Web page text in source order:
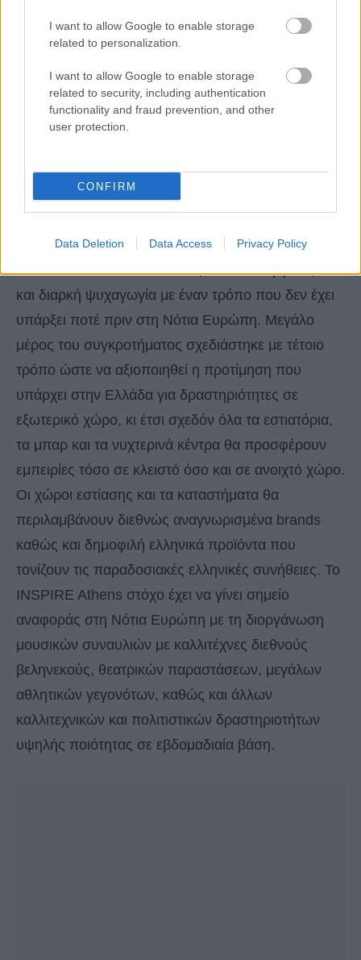
I want to allow Google to enable storage
related to personalization.
I want to allow Google to enable storage
related to security, including authentication
functionality and fraud prevention, and other
user protection.
CONFIRM
Data Deletion Data Access Privacy Policy
Η Αθήνα ως κορυφαίος προορισμός
MICE
Όπως αναφέρθηκε, με υπερσύγχρονες
κορυφαίο προορισμό MICE (Meetings,
Incentives, Conferences, Exhibitions)
εντυπωσιακές πισίνες και υδάτινα στοιχεία, το
INSPIRE Athens θα συνδυάζει πολυτελή φιλοξενία
και διαρκή ψυχαγωγία με έναν τρόπο που δεν έχει
υπάρξει ποτέ πριν στη Νότια Ευρώπη. Μεγάλο
μέρος του συγκροτήματος σχεδιάστηκε με τέτοιο
τρόπο ώστε να αξιοποιηθεί η προτίμηση που
υπάρχει στην Ελλάδα για δραστηριότητες σε
εξωτερικό χώρο, κι έτσι σχεδόν όλα τα εστιατόρια,
τα μπαρ και τα νυχτερινά κέντρα θα προσφέρουν
εμπειρίες τόσο σε κλειστό όσο και σε ανοιχτό χώρο.
Οι χώροι εστίασης και τα καταστήματα θα
περιλαμβάνουν διεθνώς αναγνωρισμένα brands
καθώς και δημοφιλή ελληνικά προϊόντα που
τονίζουν τις παραδοσιακές ελληνικές συνήθειες. Το
INSPIRE Athens στόχο έχει να γίνει σημείο
αναφοράς στη Νότια Ευρώπη με τη διοργάνωση
μουσικών συναυλιών με καλλιτέχνες διεθνούς
βεληνεκούς, θεατρικών παραστάσεων, μεγάλων
αθλητικών γεγονότων, καθώς και άλλων
καλλιτεχνικών και πολιτιστικών δραστηριοτήτων
υψηλής ποιότητας σε εβδομαδιαία βάση.